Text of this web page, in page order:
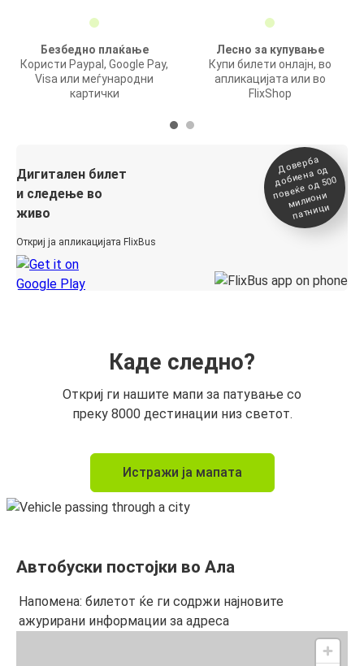
Безбедно плаќање
Користи Paypal, Google Pay,
Visa или меѓународни
картички
Лесно за купување
Купи билети онлајн, во
апликацијата или во
FlixShop
Дигитален билет
и следење во
живо
Откриј ја апликацијата FlixBus
Доверба
добиена о
д
повеќе о
д 500
милиони
патници
Каде следно?
Откриј ги нашите мапи за патување со
преку 8000 дестинации низ светот.
Истражи ја мапата
Автобуски постојки во Ала
Напомена: билетот ќе ги содржи најновите
ажурирани информации за адреса